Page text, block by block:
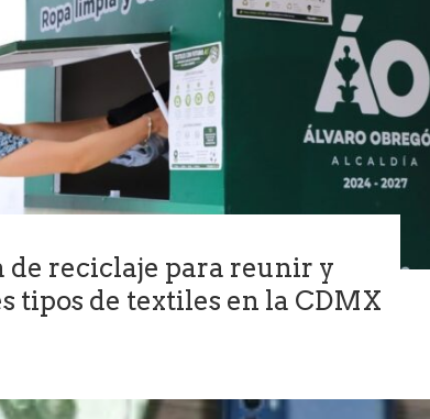
de reciclaje para reunir y
tipos de textiles en la CDMX